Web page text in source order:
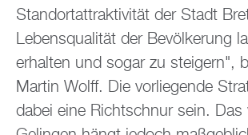
Standortattraktivität der Stadt
Lebensqualität der Bevölkerung
erhalten und sogar zu steigern",
Martin Wolff. Die vorliegende
dabei eine Richtschnur sein. Das